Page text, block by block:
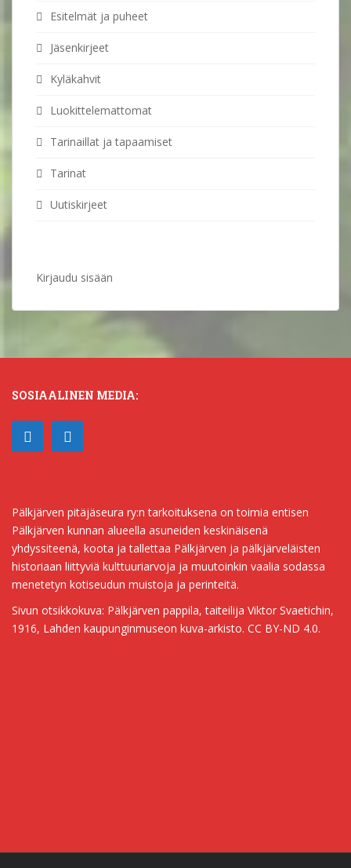
Esitelmät ja puheet
Jäsenkirjeet
Kyläkahvit
Luokittelemattomat
Tarinaillat ja tapaamiset
Tarinat
Uutiskirjeet
Kirjaudu sisään
SOSIAALINEN MEDIA:
Pälkjärven pitäjäseura ry:n tarkoituksena on toimia entisen
Pälkjärven kunnan alueella asuneiden keskinäisenä
yhdyssiteenä, koota ja tallettaa Pälkjärven ja pälkjärveläisten
historiaan liittyviä kulttuuriarvoja ja muutoinkin vaalia sodassa
menetetyn kotiseudun muistoja ja perinteitä.
Sivun otsikkokuva: Pälkjärven pappila, taiteilija Viktor Svaetichin,
1916, Lahden kaupunginmuseon kuva-arkisto. CC BY-ND 4.0.